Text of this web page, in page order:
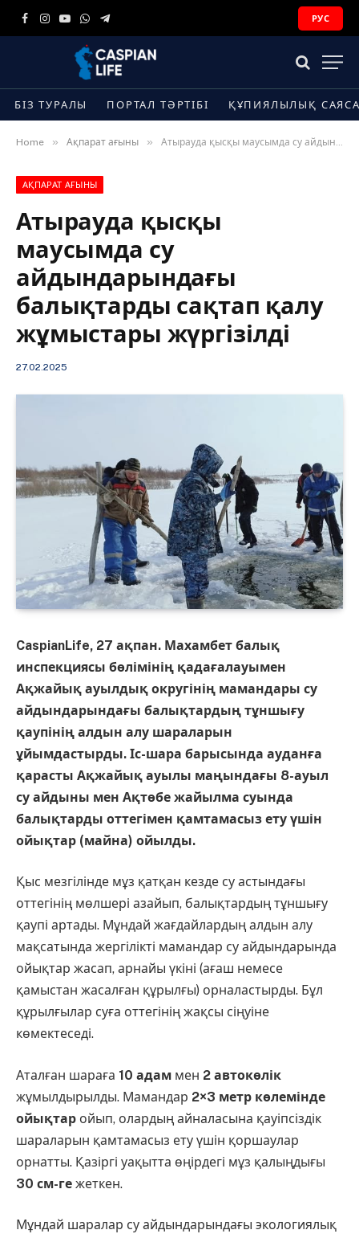
Facebook
Instagram
YouTube
WhatsApp
Telegram
РУС
БІЗ ТУРАЛЫ ПОРТАЛ ТӘРТІБІ ҚҰПИЯЛЫЛЫҚ
Home » Ақпарат ағыны » Атырауда қысқы маусымда су айдындарындағы балықтарды сақтап қалу жұмыстары жүргізілді
АҚПАРАТ АҒЫНЫ
Атырауда қысқы
маусымда су
айдындарындағы
балықтарды сақтап қалу
жұмыстары жүргізілді
27.02.2025
CaspianLife, 27 ақпан. Махамбет балық
инспекциясы бөлімінің қадағалауымен
Ақжайық ауылдық округінің мамандары су
айдындарындағы балықтардың тұншығу
қаупінің алдын алу шараларын
ұйымдастырды. Іс-шара барысында ауданға
қарасты Ақжайық ауылы маңындағы 8-ауыл
су айдыны мен Ақтөбе жайылма суында
балықтарды оттегімен қамтамасыз ету үшін
ойықтар (майна) ойылды.
Қыс мезгілінде мұз қатқан кезде су астындағы
оттегінің мөлшері азайып, балықтардың тұншығу
қаупі артады. Мұндай жағдайлардың алдын алу
мақсатында жергілікті мамандар су айдындарында
ойықтар жасап, арнайы үкіні (ағаш немесе
қамыстан жасалған құрылғы) орналастырды. Бұл
құрылғылар суға оттегінің жақсы сіңуіне
көмектеседі.
Аталған шараға 10 адам мен 2 автокөлік
жұмылдырылды. Мамандар 2×3 метр көлемінде
ойықтар ойып, олардың айналасына қауіпсіздік
шараларын қамтамасыз ету үшін қоршаулар
орнатты. Қазіргі уақытта өңірдегі мұз қалыңдығы
30 см-ге жеткен.
Мұндай шаралар су айдындарындағы экологиялық